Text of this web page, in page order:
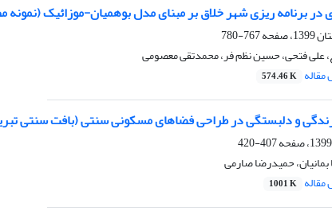
برنامه ریزی شهر خلاق بر مبنای مدل بوهمیان-موزائیک (نمونه
767-780
علی فتحی، حسین نظم فر، محمدتقی معصومی
574.46 K
و دلبستگی در طراحی فضاهای مسکونی سنتی (بافت سنتی
407-420
حمیدرضا صارمی
1001 K